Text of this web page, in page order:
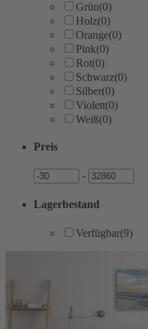
Grün(0)
Holz(0)
Orange(0)
Pink(0)
Rot(0)
Schwarz(0)
Silber(0)
Violett(0)
Weiß(0)
Preis
Preis - Preis
Lagerbestand
Verfügbar(9)